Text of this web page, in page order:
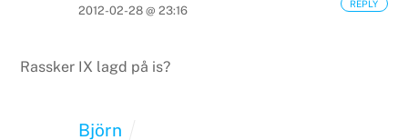
2012-02-28 @ 23:16
Rassker IX lagd på is?
REPLY
Björn